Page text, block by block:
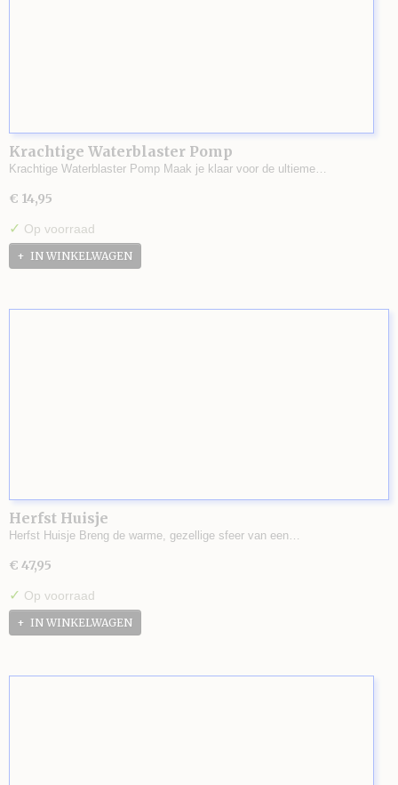
Krachtige Waterblaster Pomp
Krachtige Waterblaster Pomp Maak je klaar voor de ultieme…
€ 14,95
✓ Op voorraad
IN WINKELWAGEN
Herfst Huisje
Herfst Huisje Breng de warme, gezellige sfeer van een…
€ 47,95
✓ Op voorraad
IN WINKELWAGEN